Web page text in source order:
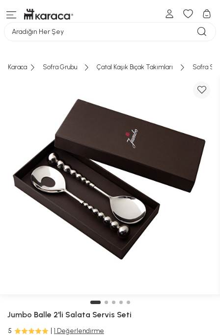
Aradığın Her Şey
Karaca Sofra Grubu Çatal Kaşık Bıçak Takımları Sofra
Jumbo Balle 2'li Salata Servis Seti
5 1 Değerlendirme